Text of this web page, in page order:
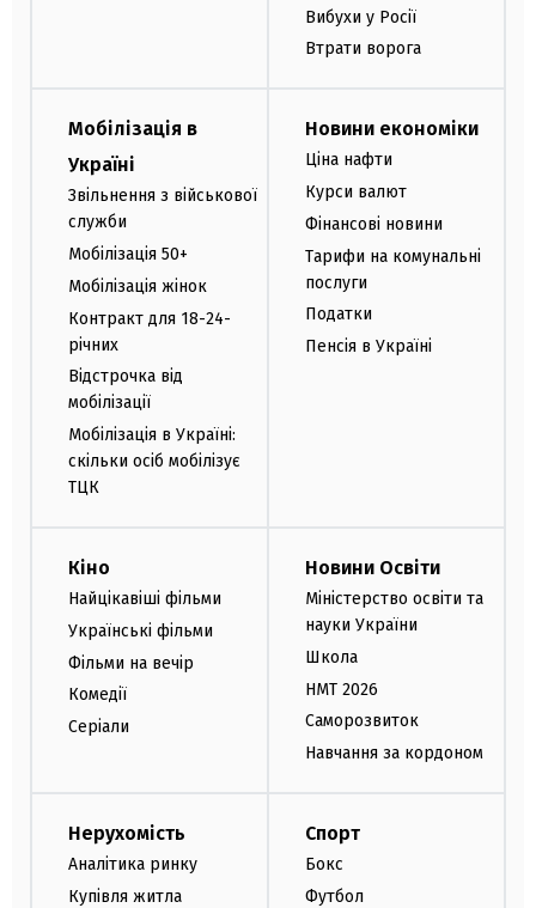
Вибухи у Росії
Втрати ворога
Мобілізація в
Україні
Звільнення з військової
служби
Мобілізація 50+
Мобілізація жінок
Контракт для 18-24-
річних
Відстрочка від
мобілізації
Мобілізація в Україні:
скільки осіб мобілізує
ТЦК
Новини економіки
Ціна нафти
Курси валют
Фінансові новини
Тарифи на комунальні
послуги
Податки
Пенсія в Україні
Кіно
Найцікавіші фільми
Українські фільми
Фільми на вечір
Комедії
Серіали
Новини Освіти
Міністерство освіти та
науки України
Школа
НМТ 2026
Саморозвиток
Навчання за кордоном
Нерухомість
Аналітика ринку
Купівля житла
Спорт
Бокс
Футбол